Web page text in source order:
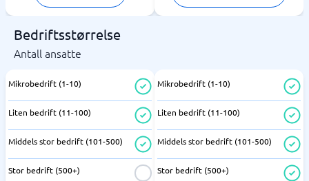
Bedriftsstørrelse
Antall ansatte
Mikrobedrift (1-10)
Liten bedrift (11-100)
Middels stor bedrift (101-500)
Stor bedrift (500+)
Mikrobedrift (1-10)
Liten bedrift (11-100)
Middels stor bedrift (101-500)
Stor bedrift (500+)